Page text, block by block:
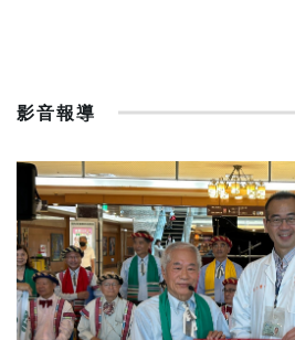
影音報導